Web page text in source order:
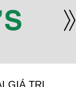
GIÁ TRỊ